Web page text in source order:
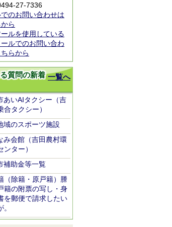
27-7336
でのお問い合わせは
ら
ルを使用している
ルでのお問い合わ
らから
一覧へ
質問の新着
あいAIタクシー（吉
合タクシー）
域のスポーツ施設
み会館（吉田農村環
ンター）
補助金等一覧
（除籍・原戸籍）謄
籍の附票の写し・身
を郵便で請求したい